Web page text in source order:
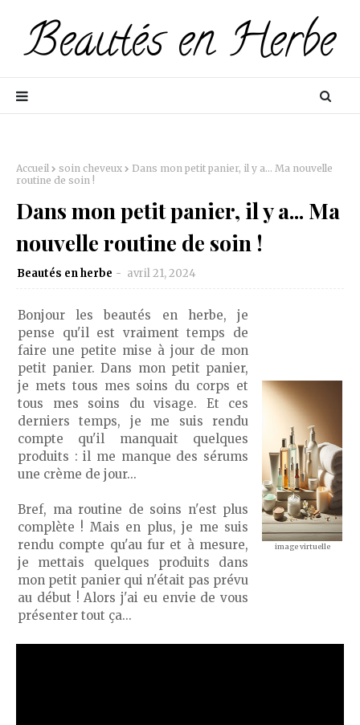
Accueil soin cheveux
Dans mon petit panier, il y a... Ma nouvelle
routine de soin !
Dans mon petit panier, il y a... Ma
nouvelle routine de soin !
Beautés en herbe avril 21, 2024
Bonjour les beautés en herbe, je
pense qu'il est vraiment temps de
faire une petite mise à jour de mon
petit panier. Dans mon petit panier,
je mets tous mes soins du corps et
tous mes soins du visage. Et ces
derniers temps, je me suis rendu
compte qu'il manquait quelques
produits : il me manque des sérums
une crème de jour...
Bref, ma routine de soins n'est plus
complète ! Mais en plus, je me suis
rendu compte qu'au fur et à mesure,
je mettais quelques produits dans
mon petit panier qui n'était pas prévu
au début ! Alors j'ai eu envie de vous
présenter tout ça...
image virtuelle